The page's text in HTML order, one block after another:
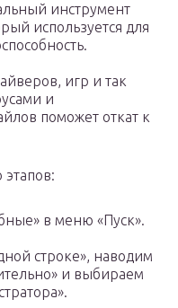
инструмент
используется для
игр и так
и
поможет откат к
в меню «Пуск».
строке», наводим
и выбираем